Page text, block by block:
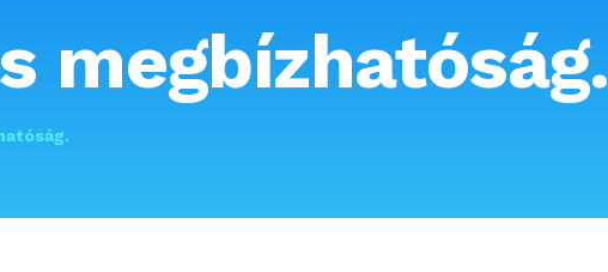
megbízhatóság.